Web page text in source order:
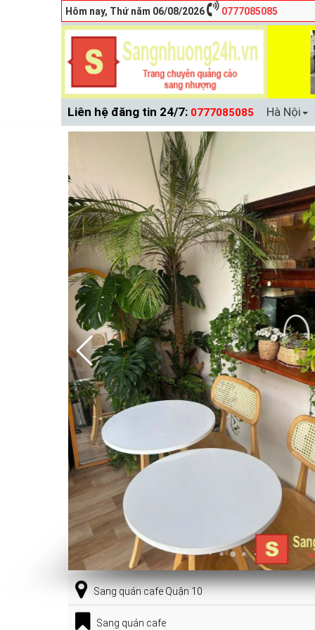
Hôm nay, Thứ năm 06/08/2026 0777085085
Liên hệ đăng tin 24/7: 0777085085 Hà Nội
Sang quán cafe Quận 10
Sang quán cafe